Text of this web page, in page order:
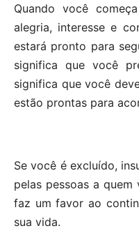
Quando você
alegria, interesse e
estará pronto para
significa que você
significa que você
estão prontas para
Se você é excluído,
pelas pessoas a
faz um favor ao
sua vida.